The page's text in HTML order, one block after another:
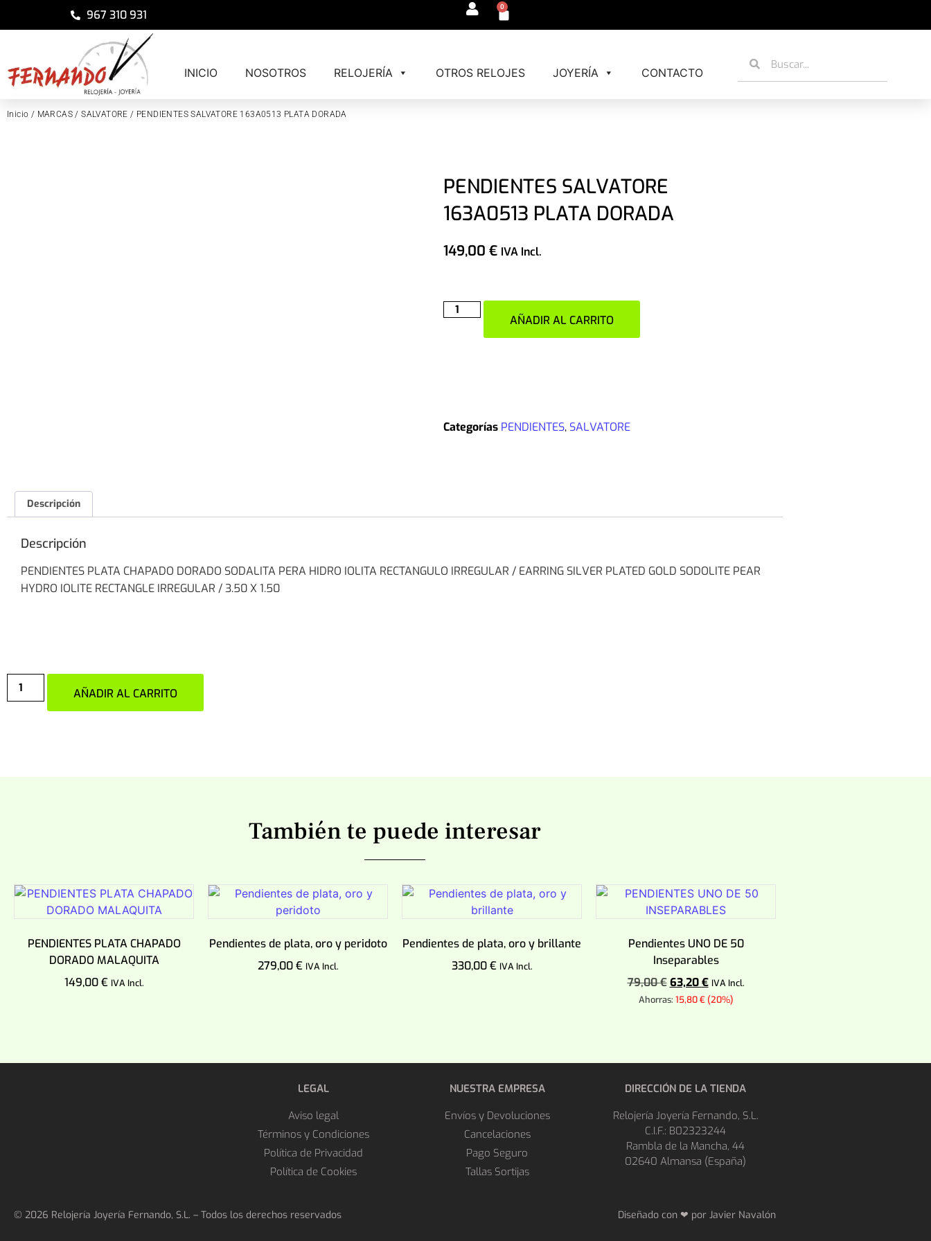
967 310 931
0
INICIO NOSOTROS RELOJERÍA OTROS RELOJES JOYERÍA CONTACTO
Inicio / MARCAS /SALVATORE / PENDIENTES SALVATORE 163A0513 PLATA DORADA
PENDIENTES SALVATORE
163A0513 PLATA DORADA
149,00 € IVA Incl.
AÑADIR AL CARRITO
Categorías PENDIENTES, SALVATORE
Descripción
Descripción
PENDIENTES PLATA CHAPADO DORADO SODALITA PERA HIDRO IOLITA RECTANGULO IRREGULAR / EARRING SILVER PLATED GOLD SODOLITE PEAR
HYDRO IOLITE RECTANGLE IRREGULAR / 3.50 X 1.50
AÑADIR AL CARRITO
También te puede interesar
PENDIENTES PLATA CHAPADO
DORADO MALAQUITA
149,00€ IVA Incl.
Pendientes de plata, oro y peridoto
279,00€ IVA Incl.
Pendientes de plata, oro y brillante
330,00€ IVA Incl.
Pendientes UNO DE 50
Inseparables
79,00€ 63,20€ IVA Incl.
Ahorras: 15,80€ (20%)
LEGAL
Aviso legal
Términos y Condiciones
Política de Privacidad
Política de Cookies
NUESTRA EMPRESA
Envíos y Devoluciones
Cancelaciones
Pago Seguro
Tallas Sortijas
DIRECCIÓN DE LA TIENDA
Relojería Joyería Fernando, S.L.
C.I.F.: B02323244
Rambla de la Mancha, 44
02640 Almansa (España)
© 2026 Relojería Joyería Fernando, S.L. – Todos los derechos reservados Diseñado con ❤ por Javier Navalón